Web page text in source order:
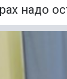
надо